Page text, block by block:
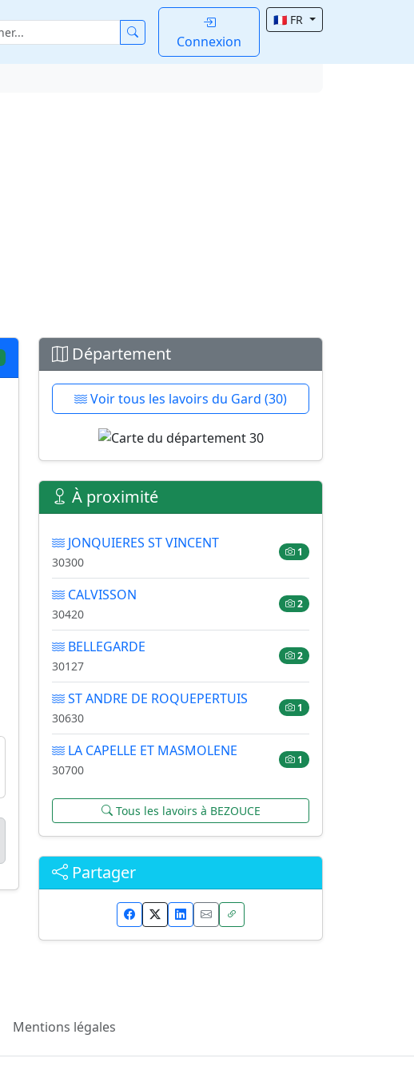
Connexion
🇫🇷 FR
Département
Voir tous les lavoirs du Gard (30)
À proximité
JONQUIERES ST VINCENT
30300
1
CALVISSON
30420
2
BELLEGARDE
30127
2
ST ANDRE DE ROQUEPERTUIS
30630
1
LA CAPELLE ET MASMOLENE
30700
1
Tous les lavoirs à BEZOUCE
Partager
Mentions légales